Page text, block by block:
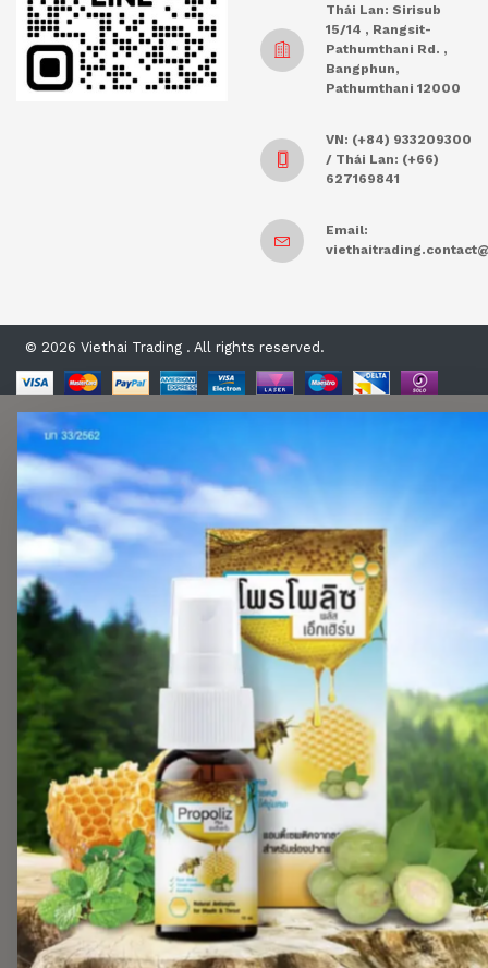
Thái Lan: Sirisub
15/14 , Rangsit-
Pathumthani Rd. ,
Bangphun,
Pathumthani 12000
VN: (+84) 933209300
/ Thái Lan: (+66)
627169841
Email:
© 2026 Viethai Trading . All rights reserved.